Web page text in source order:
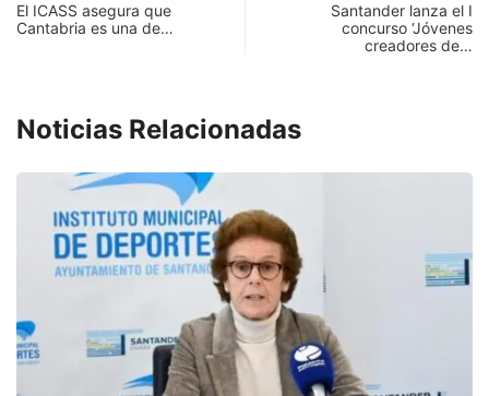
El ICASS asegura que
Cantabria es una de…
Santander lanza el I
concurso ‘Jóvenes
creadores de…
Noticias Relacionadas